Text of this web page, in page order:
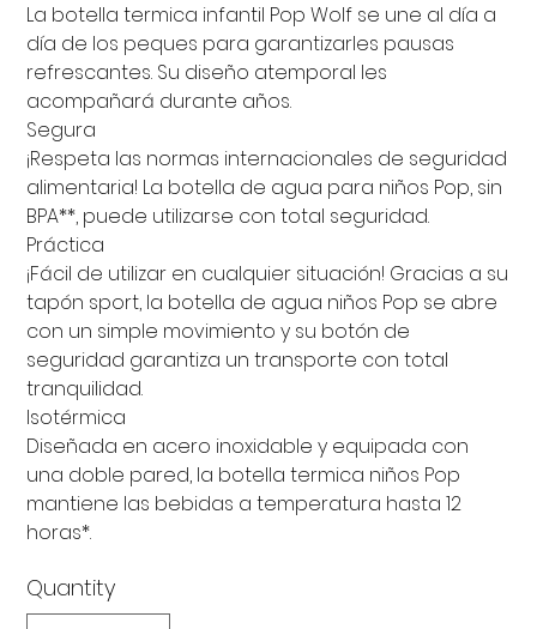
La botella termica infantil Pop Wolf se une al día a
día de los peques para garantizarles pausas
refrescantes. Su diseño atemporal les
acompañará durante años.
Segura
¡Respeta las normas internacionales de seguridad
alimentaria! La botella de agua para niños Pop, sin
BPA**, puede utilizarse con total seguridad.
Práctica
¡Fácil de utilizar en cualquier situación! Gracias a su
tapón sport, la botella de agua niños Pop se abre
con un simple movimiento y su botón de
seguridad garantiza un transporte con total
tranquilidad.
Isotérmica
Diseñada en acero inoxidable y equipada con
una doble pared, la botella termica niños Pop
mantiene las bebidas a temperatura hasta 12
horas*.
Quantity